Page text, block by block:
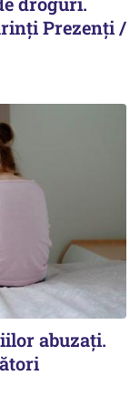
Prezenți /
abuzați.